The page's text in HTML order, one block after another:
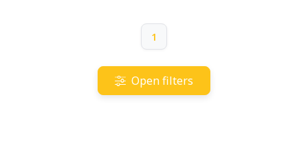
1
Open filters